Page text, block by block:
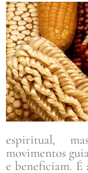
espiritual,
movimentos
e beneficiam. É